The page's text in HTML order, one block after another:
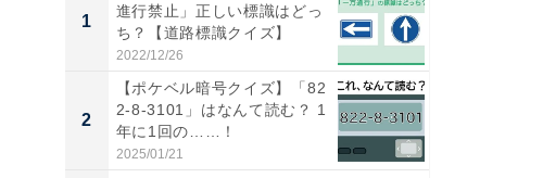
1
進行禁止」正しい標識はどっ
ち？【道路標識クイズ】
2022/12/26
2
【ポケベル暗号クイズ】「82
2-8-3101」はなんて読む？ 1
年に1回の……！
2025/01/21